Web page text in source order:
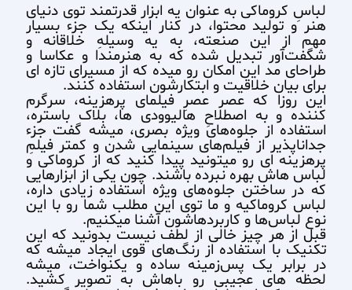
لباسِ کروماکی به عنوان یه ابزار قدرتمند توی دنیای
هنر و تولید محتوا، در کنار اینکه یک جزء بسیار
مهم از این صنعته، به یه وسیلهِ خلاقانه و
شگفت‌آور تبدیل شده که به هنرمندا و عکاسا و
طراحای مد این امکان رو میده که از مسیرای تازه ای
برای بیان خلاقیت و ابتکارشون استفاده کنند.
این روزا که عصر عصرِ فیلمای پرهزینه، سرگرم
کننده و به اصطلاحِ هالیوودی ها، بلاک باستره،
استفاده از جلوه‌های ویژه بصری، میشه گفت جزء
جداناپذیر از فیلم‌های سینمایی شدن و کمتر فیلمِ
پرهزینه ای رو میتونید پیدا کنید که از کروماکی و
لباس هاش بهره نبرده باشند. چون یکی از ابزار‌هایی
که در ساختن جلوه‌های ویژه استفاده زیادی داره،
لباس کروماکیه و ما توی این مطلب شما رو با این
نوع لباس‌ها و کاربرد‌هاشون آشنا میکنیم.
قبل از هر چیز خالی از لطف نیست بدونید که این
تکنیک با استفاده از رنگ‌های قوی ایجاد میشه که
در برابر یک پس‌زمینه ساده و یکنواخت، میشه
لحظه های عجیبی رو باهاش به تصویر کشید.